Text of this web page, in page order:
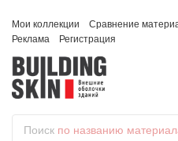
Мои коллекции Сравнение
Реклама
Регистрация
Поиск по названию материала,